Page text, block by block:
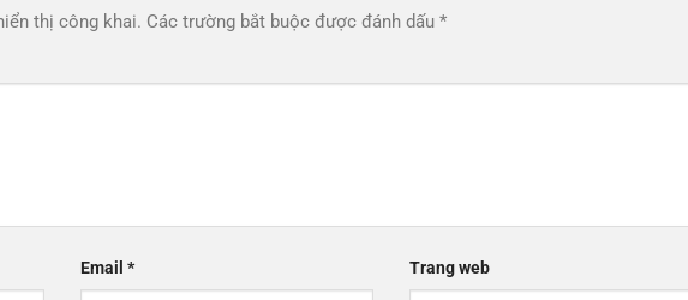
thị công khai. Các trường bắt buộc được đánh dấu *
Email* Trang web